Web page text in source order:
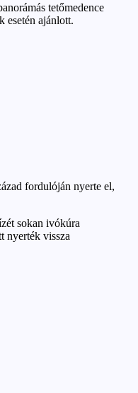
tetőmedence
esetén ajánlott.
fordulóján nyerte el,
sokan ivókúra
nyerték vissza